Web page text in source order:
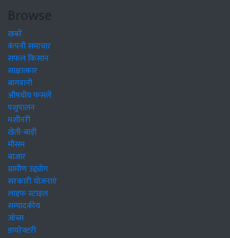
Browse
खबरें
कंपनी समाचार
सफल किसान
साक्षात्कार
बागवानी
औषधीय फसलें
पशुपालन
मशीनरी
खेती-बाड़ी
मौसम
बाजार
ग्रामीण उद्द्योग
सरकारी योजनाएं
लाइफ स्टाइल
सम्पादकीय
जॉब्स
डायरेक्टरी